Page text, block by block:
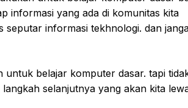
informasi yang ada di komunitas kita
seputar informasi tekhnologi. dan
untuk belajar komputer dasar. tapi
selanjutnya yang akan kita